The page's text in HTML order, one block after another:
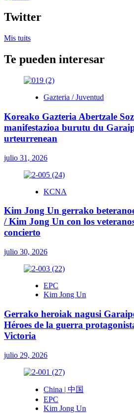
Twitter
Mis tuits
Te pueden interesar
Gazteria / Juventud
Koreako Gazteria Abertzale
manifestazioa burutu du
urteurrenean
julio 31, 2026
KCNA
Kim Jong Un gerrako
/ Kim Jong Un con los
concierto
julio 30, 2026
EPC
Kim Jong Un
Gerrako heroiak nagusi
Héroes de la guerra
Victoria
julio 29, 2026
China | 中国
EPC
Kim Jong Un